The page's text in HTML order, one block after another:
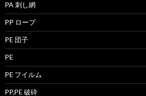
PA 刺し網
PP ロープ
PE 団子
PE
PE フイルム
PP,PE 破砕